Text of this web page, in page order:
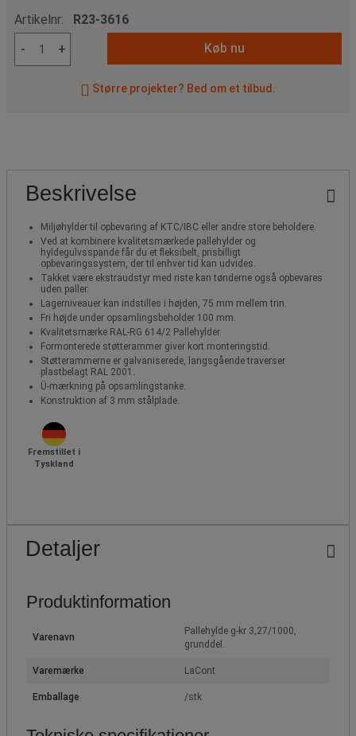
Artikelnr: R23-3616
-
+ Køb nu
Større projekter? Bed om et tilbud.
Beskrivelse
Miljøhylder til opbevaring af KTC/IBC eller andre store beholdere.
Ved at kombinere kvalitetsmærkede pallehylder og
hyldegulvsspande får du et fleksibelt, prisbilligt
opbevaringssystem, der til enhver tid kan udvides.
Takket være ekstraudstyr med riste kan tønderne også opbevares
uden paller.
Lagerniveauer kan indstilles i højden, 75 mm mellem trin.
Fri højde under opsamlingsbeholder 100 mm.
Kvalitetsmærke RAL-RG 614/2 Pallehylder.
Formonterede støtterammer giver kort monteringstid.
Støtterammerne er galvaniserede, langsgående traverser
plastbelagt RAL 2001.
Ü-mærkning på opsamlingstanke.
Konstruktion af 3 mm stålplade.
Fremstillet i
Tyskland
Detaljer
Produktinformation
Varenavn
Pallehylde g-kr 3,27/1000,
grunddel.
Varemærke LaCont
Emballage /stk